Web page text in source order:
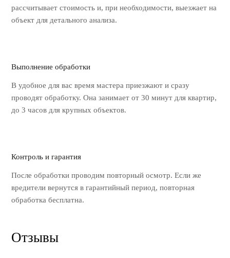
рассчитывает стоимость и, при необходимости, выезжает на
объект для детального анализа.
Выполнение обработки
В удобное для вас время мастера приезжают и сразу
проводят обработку. Она занимает от 30 минут для квартир,
до 3 часов для крупных объектов.
Контроль и гарантия
После обработки проводим повторный осмотр. Если же
вредители вернутся в гарантийный период, повторная
обработка бесплатна.
Отзывы